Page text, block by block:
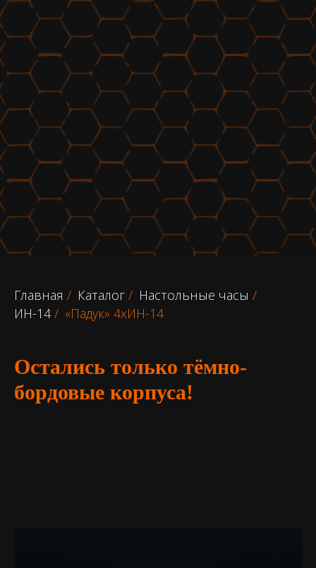
Главная / Каталог / Настольные часы /
ИН-14 / «Падук» 4хИН-14
Остались только тёмно-
бордовые корпуса!